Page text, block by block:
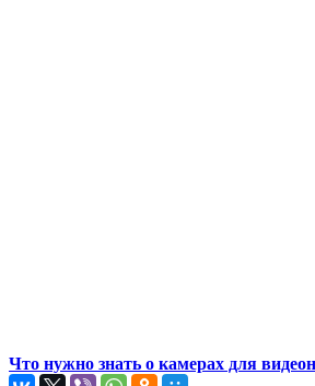
Что нужно знать о камерах для